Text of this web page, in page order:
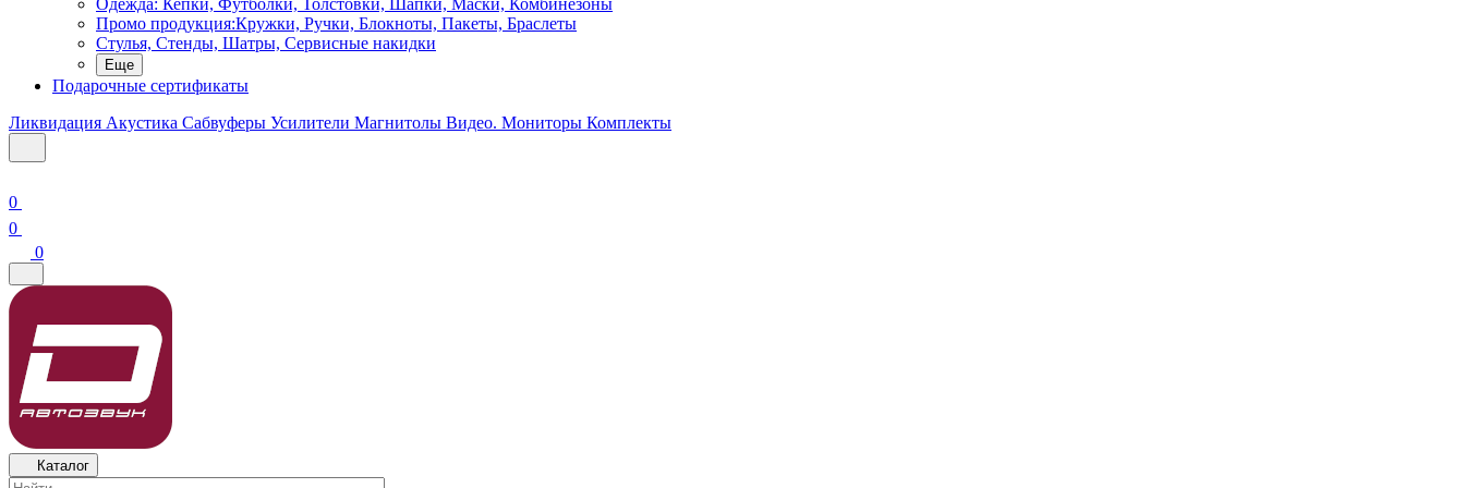
Одежда: Кепки, Футболки, Толстовки, Шапки, Маски, Комбинезоны
Промо продукция:Кружки, Ручки, Блокноты, Пакеты, Браслеты
Стулья, Стенды, Шатры, Сервисные накидки
Еще
Подарочные сертификаты
Ликвидация Акустика Сабвуферы Усилители Магнитолы Видео. Мониторы Комплекты
0
0
0
Каталог